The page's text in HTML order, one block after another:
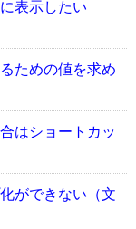
表示したい
ための値を求め
はショートカッ
ができない（文